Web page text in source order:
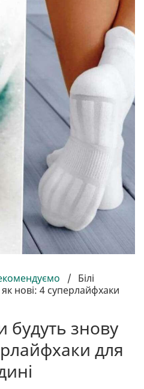
/ Білі
нові: 4 суперлайфхаки
будуть знову
для